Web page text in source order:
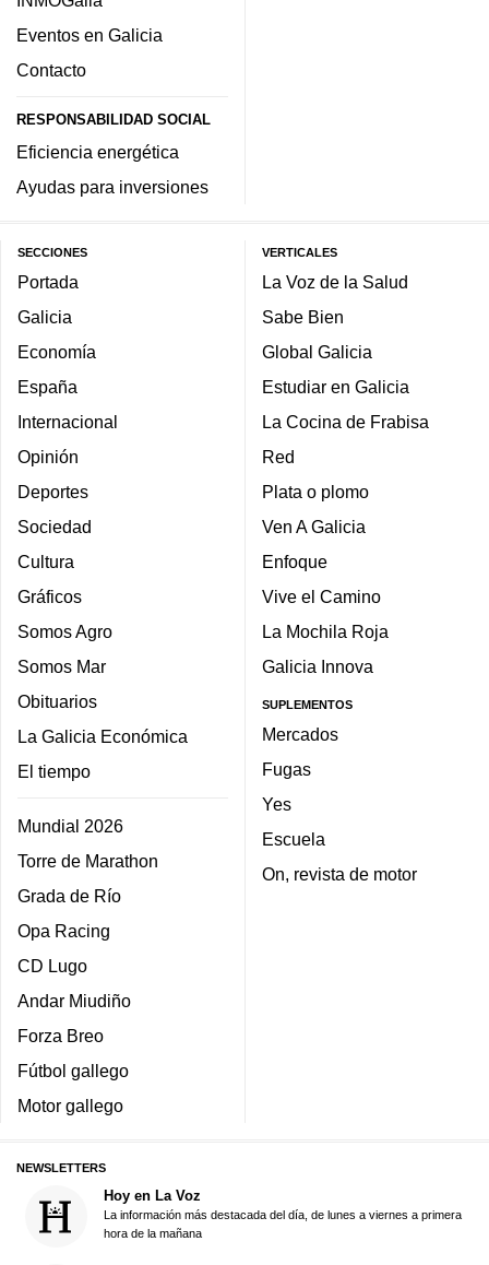
Eventos en Galicia
Contacto
RESPONSABILIDAD SOCIAL
Eficiencia energética
Ayudas para inversiones
SECCIONES
Portada
Galicia
Economía
España
Internacional
Opinión
Deportes
Sociedad
Cultura
Gráficos
Somos Agro
Somos Mar
Obituarios
La Galicia Económica
El tiempo
Mundial 2026
Torre de Marathon
Grada de Río
Opa Racing
CD Lugo
Andar Miudiño
Forza Breo
Fútbol gallego
Motor gallego
VERTICALES
La Voz de la Salud
Sabe Bien
Global Galicia
Estudiar en Galicia
La Cocina de Frabisa
Red
Plata o plomo
Ven A Galicia
Enfoque
Vive el Camino
La Mochila Roja
Galicia Innova
SUPLEMENTOS
Mercados
Fugas
Yes
Escuela
On, revista de motor
NEWSLETTERS
Hoy en La Voz
La información más destacada del día, de lunes a viernes a primera
hora de la mañana